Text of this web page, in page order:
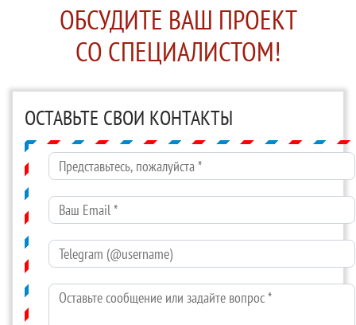
ОБСУДИТЕ ВАШ ПРОЕКТ
СО СПЕЦИАЛИСТОМ!
ОСТАВЬТЕ СВОИ КОНТАКТЫ
Представьтесь, пожалуйста
Ваш Email *
Telegram (@username)
Оставьте сообщение или задайте вопрос